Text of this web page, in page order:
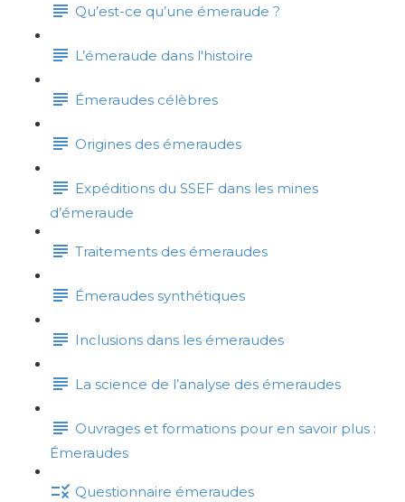
Qu’est-ce qu’une émeraude ?
L’émeraude dans l'histoire
Émeraudes célèbres
Origines des émeraudes
Expéditions du SSEF dans les mines
d’émeraude
Traitements des émeraudes
Émeraudes synthétiques
Inclusions dans les émeraudes
La science de l’analyse des émeraudes
Ouvrages et formations pour en savoir plus :
Émeraudes
Questionnaire émeraudes